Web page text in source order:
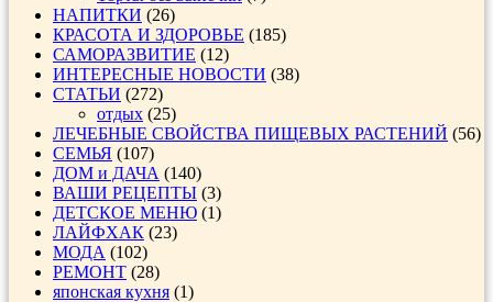
НАПИТКИ (26)
КРАСОТА И ЗДОРОВЬЕ (185)
САМОРАЗВИТИЕ (12)
ИНТЕРЕСНЫЕ НОВОСТИ (38)
СТАТЬИ (272)
отдых (25)
ЛЕЧЕБНЫЕ СВОЙСТВА ПИЩЕВЫХ РАСТЕНИЙ (56)
СЕМЬЯ (107)
ДОМ и ДАЧА (140)
ВАШИ РЕЦЕПТЫ (3)
ДЕТСКОЕ МЕНЮ (1)
ЛАЙФХАК (23)
МОДА (102)
РЕМОНТ (28)
японская кухня (1)